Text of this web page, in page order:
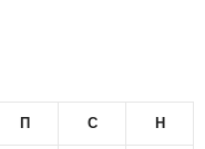
П С Н